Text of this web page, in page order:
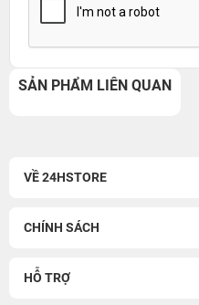
SẢN PHẨM LIÊN QUAN
VỀ 24HSTORE
CHÍNH SÁCH
HỖ TRỢ